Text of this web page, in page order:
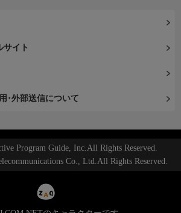
サイト
･外部送信について
Program Guide, Inc.All Rights Reserved.
Co., Ltd.All Rights Reserved.